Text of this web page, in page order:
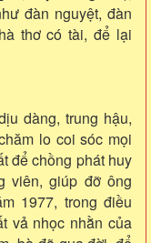
đàn nguyệt, đàn
thơ có tài, để lại
dàng, trung hậu,
lo coi sóc mọi
để chồng phát huy
viên, giúp đỡ ông
1977, trong điều
vả nhọc nhằn của